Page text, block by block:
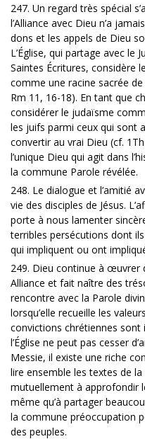
247. Un regard très spécial
l’Alliance avec Dieu n’a
dons et les appels de Dieu
L’Église, qui partage avec le
Saintes Écritures, considère
comme une racine sacrée
Rm 11, 16-18). En tant que
considérer le judaïsme
les juifs parmi ceux qui sont
convertir au vrai Dieu (cf.
l’unique Dieu qui agit dans
la commune Parole révélée.
248. Le dialogue et l’amitié
vie des disciples de Jésus.
porte à nous lamenter
terribles persécutions dont
qui impliquent ou ont
249. Dieu continue à œuvrer
Alliance et fait naître des
rencontre avec la Parole
lorsqu’elle recueille les
convictions chrétiennes sont
l’Église ne peut pas cesser
Messie, il existe une riche
lire ensemble les textes de
mutuellement à approfondir
même qu’à partager
la commune préoccupation
des peuples.